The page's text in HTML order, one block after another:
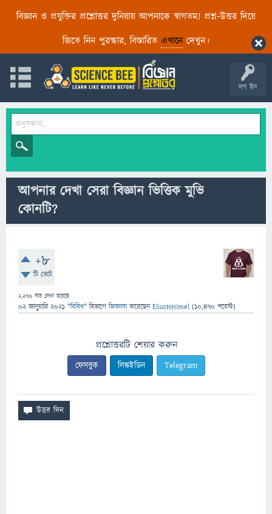
বিজ্ঞান ও প্রযুক্তির প্রশ্নোত্তর দুনিয়ায় আপনাকে স্বাগতম! প্রশ্ন-উত্তর দিয়ে
জিতে নিন পুরস্কার, বিস্তারিত এখানেদেখুন।
লগ ইন
আপনার দেখা সেরা বিজ্ঞান ভিত্তিক মুভি
কোনটি?
+8
টি ভোট
2,276 বার দেখা হয়েছে
02 জানুয়ারি 2021 "বিবিধ" বিভাগে জিজ্ঞাসাকরেছেনEliusHHimel (10,470 পয়েন্ট)
প্রশ্নোত্তরটি শেয়ার করুন
ফেসবুক লিঙ্কইডিন Telegram